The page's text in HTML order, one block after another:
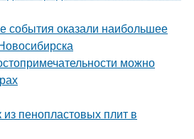
события оказали наибольшее
можно
пенопластовых плит в